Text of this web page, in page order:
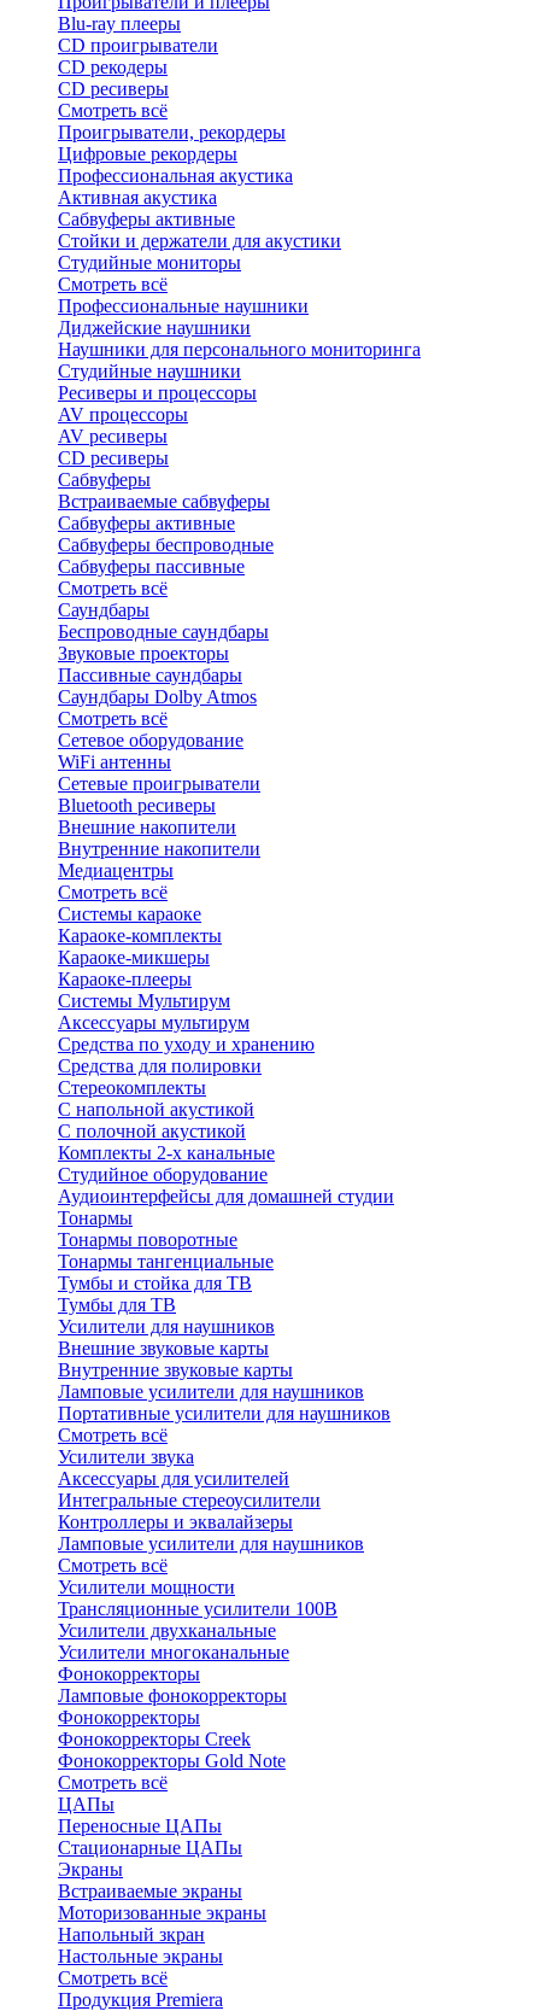
Blu-ray плееры
CD проигрыватели
CD рекодеры
CD ресиверы
Смотреть всё
Проигрыватели, рекордеры
Цифровые рекордеры
Профессиональная акустика
Активная акустика
Сабвуферы активные
Стойки и держатели для акустики
Студийные мониторы
Смотреть всё
Профессиональные наушники
Диджейские наушники
Наушники для персонального мониторинга
Студийные наушники
Ресиверы и процессоры
AV процессоры
AV ресиверы
CD ресиверы
Сабвуферы
Встраиваемые сабвуферы
Сабвуферы активные
Сабвуферы беспроводные
Сабвуферы пассивные
Смотреть всё
Саундбары
Беспроводные саундбары
Звуковые проекторы
Пассивные саундбары
Саундбары Dolby Atmos
Смотреть всё
Сетевое оборудование
WiFi антенны
Сетевые проигрыватели
Bluetooth ресиверы
Внешние накопители
Внутренние накопители
Медиацентры
Смотреть всё
Системы караоке
Караоке-комплекты
Караоке-микшеры
Караоке-плееры
Системы Мультирум
Аксессуары мультирум
Средства по уходу и хранению
Средства для полировки
Стереокомплекты
C напольной акустикой
C полочной акустикой
Комплекты 2-х канальные
Студийное оборудование
Аудиоинтерфейсы для домашней студии
Тонармы
Тонармы поворотные
Тонармы тангенциальные
Тумбы и стойка для ТВ
Тумбы для ТВ
Усилители для наушников
Внешние звуковые карты
Внутренние звуковые карты
Ламповые усилители для наушников
Портативные усилители для наушников
Смотреть всё
Усилители звука
Аксессуары для усилителей
Интегральные стереоусилители
Контроллеры и эквалайзеры
Ламповые усилители для наушников
Смотреть всё
Усилители мощности
Трансляционные усилители 100В
Усилители двухканальные
Усилители многоканальные
Фонокорректоры
Ламповые фонокорректоры
Фонокорректоры
Фонокорректоры Creek
Фонокорректоры Gold Note
Смотреть всё
ЦАПы
Переносные ЦАПы
Стационарные ЦАПы
Экраны
Встраиваемые экраны
Моторизованные экраны
Напольный зкран
Настольные экраны
Смотреть всё
Продукция Premiera